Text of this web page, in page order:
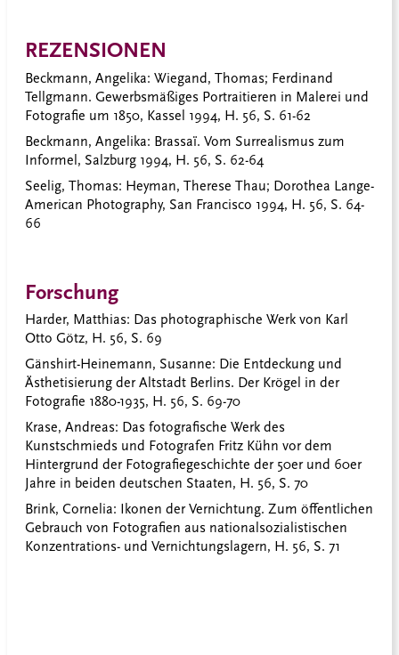
REZENSIONEN
Beckmann, Angelika: Wiegand, Thomas; Ferdinand
Tellgmann. Gewerbsmäßiges Portraitieren in Malerei und
Fotografie um 1850, Kassel 1994, H. 56, S. 61-62
Beckmann, Angelika: Brassaï. Vom Surrealismus zum
Informel, Salzburg 1994, H. 56, S. 62-64
Seelig, Thomas: Heyman, Therese Thau; Dorothea Lange-
American Photography, San Francisco 1994, H. 56, S. 64-
66
Forschung
Harder, Matthias: Das photographische Werk von Karl
Otto Götz, H. 56, S. 69
Gänshirt-Heinemann, Susanne: Die Entdeckung und
Ästhetisierung der Altstadt Berlins. Der Krögel in der
Fotografie 1880-1935, H. 56, S. 69-70
Krase, Andreas: Das fotografische Werk des
Kunstschmieds und Fotografen Fritz Kühn vor dem
Hintergrund der Fotografiegeschichte der 50er und 60er
Jahre in beiden deutschen Staaten, H. 56, S. 70
Brink, Cornelia: Ikonen der Vernichtung. Zum öffentlichen
Gebrauch von Fotografien aus nationalsozialistischen
Konzentrations- und Vernichtungslagern, H. 56, S. 71